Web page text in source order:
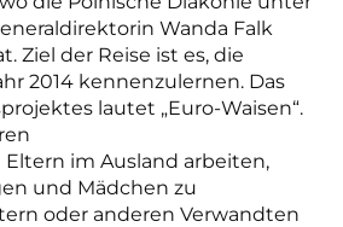
Wanda Falk
Ziel der Reise ist es, die
2014 kennenzulernen. Das
lautet „Euro-Waisen“.
im Ausland arbeiten,
und Mädchen zu
oder anderen Verwandten